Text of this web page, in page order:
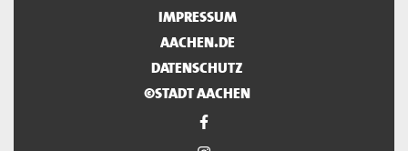
IMPRESSUM
AACHEN.DE
DATENSCHUTZ
©STADT AACHEN